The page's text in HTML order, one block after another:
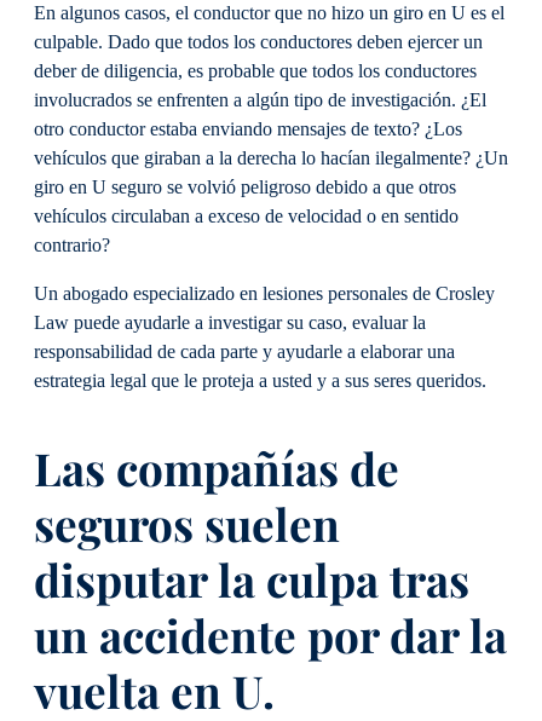
En algunos casos, el conductor que no hizo un giro en U es el
culpable. Dado que todos los conductores deben ejercer un
deber de diligencia, es probable que todos los conductores
involucrados se enfrenten a algún tipo de investigación. ¿El
otro conductor estaba enviando mensajes de texto? ¿Los
vehículos que giraban a la derecha lo hacían ilegalmente? ¿Un
giro en U seguro se volvió peligroso debido a que otros
vehículos circulaban a exceso de velocidad o en sentido
contrario?
Un abogado especializado en lesiones personales de Crosley
Law puede ayudarle a investigar su caso, evaluar la
responsabilidad de cada parte y ayudarle a elaborar una
estrategia legal que le proteja a usted y a sus seres queridos.
Las compañías de
seguros suelen
disputar la culpa tras
un accidente por dar la
vuelta en U.